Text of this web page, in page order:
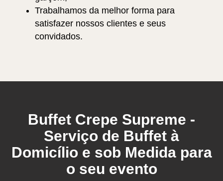
Trabalhamos da melhor forma para
satisfazer nossos clientes e seus
convidados.
Buffet Crepe Supreme -
Serviço de Buffet à
Domicílio e sob Medida para
o seu evento